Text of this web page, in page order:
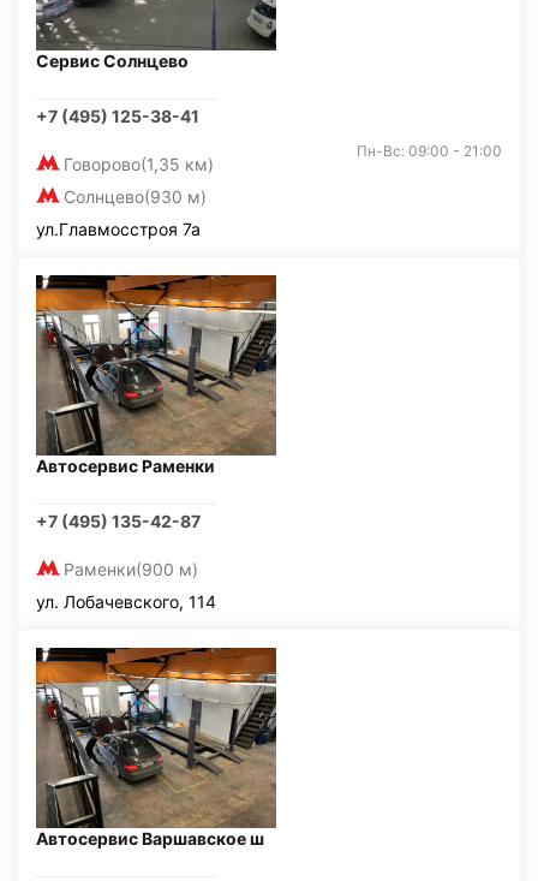
Сервис Солнцево
+7 (495) 125-38-41
Говорово(1,35 км)
Солнцево(930 м)
Пн-Вс: 09:00 - 21:00
ул.Главмосстроя 7а
Автосервис Раменки
+7 (495) 135-42-87
Раменки(900 м)
ул. Лобачевского, 114
Автосервис Варшавское ш